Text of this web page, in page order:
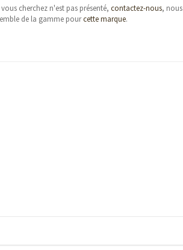
cherchez n'est pas présenté, contactez-nous, nous
de la gamme pourcette marque.